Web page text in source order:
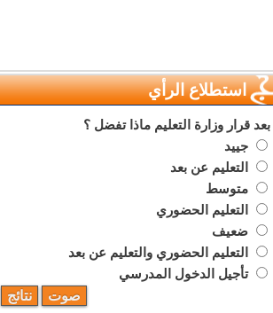
استطلاع الرأي
بعد قرار وزارة التعليم ماذا تفضل ؟
جييد
التعليم عن بعد
متوسط
التعليم الحضوري
ضعيف
التعليم الحضوري والتعليم عن بعد
تأجيل الدخول المدرسي